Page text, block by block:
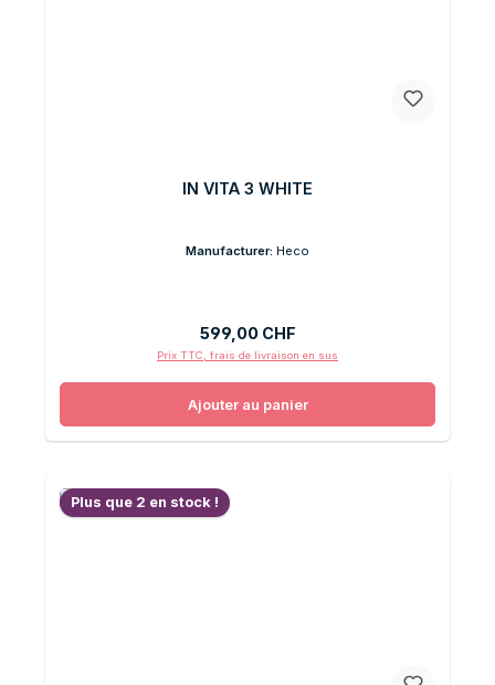
IN VITA 3 WHITE
Manufacturer: Heco
Prix régulier :
599,00 CHF
Prix TTC, frais de livraison en sus
Ajouter au panier
Plus que 2 en stock !